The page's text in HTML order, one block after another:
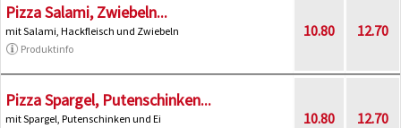
Pizza Salami, Zwiebeln...
mit Salami, Hackfleisch und Zwiebeln
Produktinfo
10.80 12.70
Pizza Spargel, Putenschinken...
mit Spargel, Putenschinken und Ei
10.80 12.70